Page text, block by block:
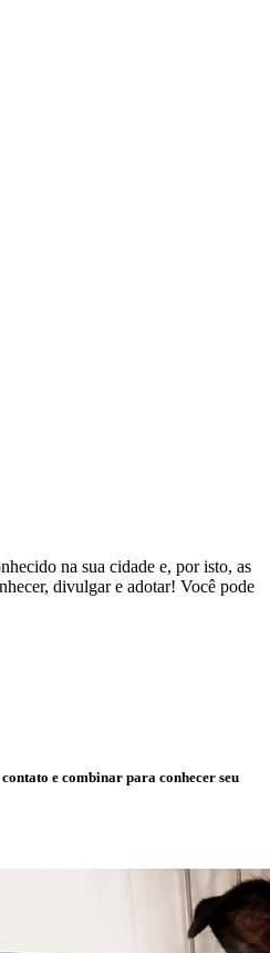
na sua cidade e, por isto, as
divulgar e adotar! Você pode
e combinar para conhecer seu